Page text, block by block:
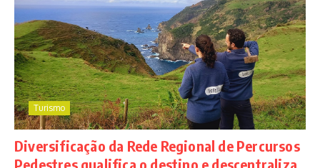
Turismo
Diversificação da Rede Regional de Percursos
Pedestres qualifica o destino e descentraliza